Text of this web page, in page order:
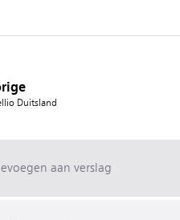
Duitsland
aan verslag